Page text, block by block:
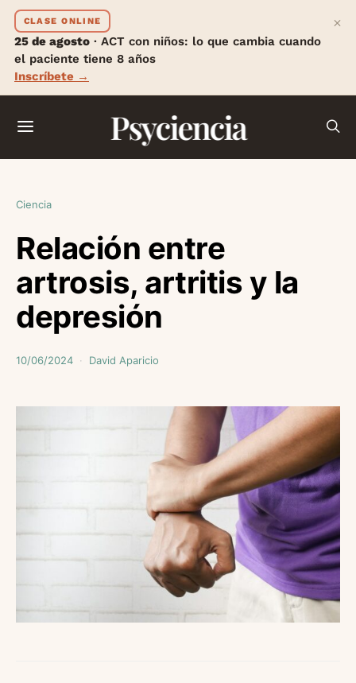
CLASE ONLINE
25 de agosto · ACT con niños: lo que cambia cuando
el paciente tiene 8 años
Inscríbete →
×
Psyciencia
Ciencia
Relación entre
artrosis, artritis y la
depresión
10/06/2024 David Aparicio